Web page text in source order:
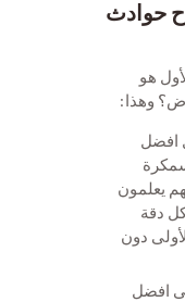
حوادث
هو
وهذا:
افضل
يعلمون
دقة
دون
افضل